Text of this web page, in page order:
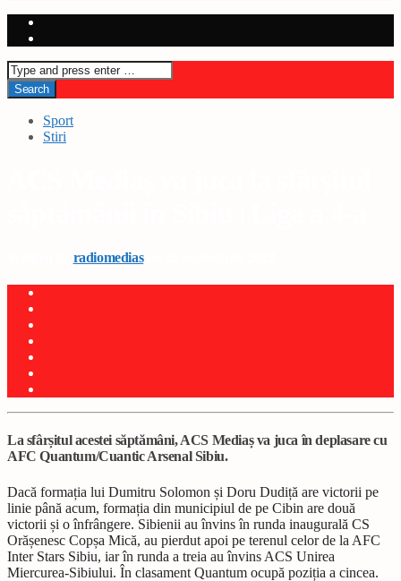
Sport
Stiri
radiomediason 22 septembrie 2022
La sfârșitul acestei săptămâni, ACS Mediaș va juca în deplasare cu
AFC Quantum/Cuantic Arsenal Sibiu.
Dacă formația lui Dumitru Solomon și Doru Dudiță are victorii pe
linie până acum, formația din municipiul de pe Cibin are două
victorii și o înfrângere. Sibienii au învins în runda inaugurală CS
Orășenesc Copșa Mică, au pierdut apoi pe terenul celor de la AFC
Inter Stars Sibiu, iar în runda a treia au învins ACS Unirea
Miercurea-Sibiului. În clasament Quantum ocupă poziția a cincea.